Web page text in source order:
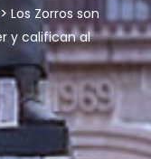
> Los Zorros son
y califican al